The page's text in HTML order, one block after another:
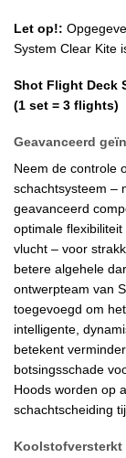
Let op!:
System Clear Kite
Shot Flight Deck
(1 set = 3 flights)
Geavanceerd
Neem de controle
schachtsysteem –
geavanceerd
optimale
vlucht – voor
betere algehele
ontwerpteam van
toegevoegd om
intelligente,
betekent
botsingsschade
Hoods worden op
schachtscheiding
Koolstofversterkt